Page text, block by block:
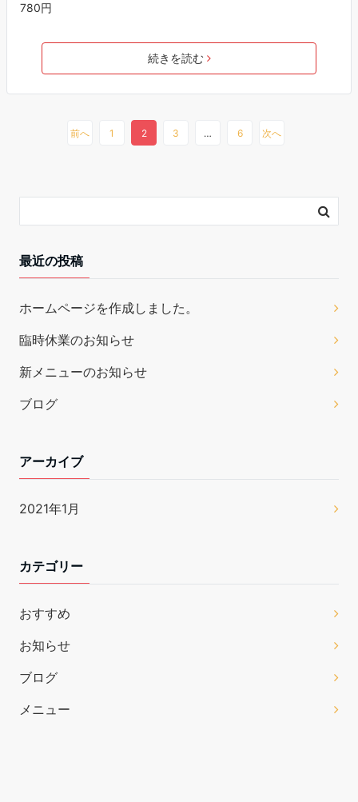
780円
続きを読む
前へ 1 2 3 … 6 次へ
最近の投稿
ホームページを作成しました。
臨時休業のお知らせ
新メニューのお知らせ
ブログ
アーカイブ
2021年1月
カテゴリー
おすすめ
お知らせ
ブログ
メニュー